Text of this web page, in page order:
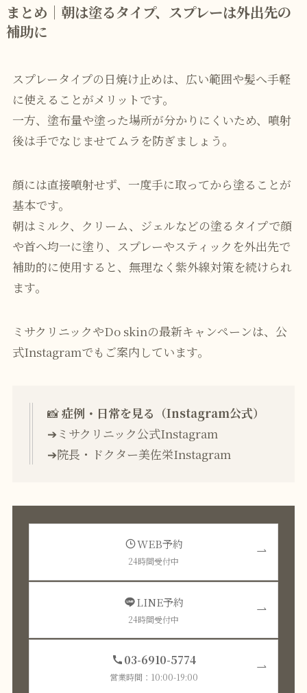
まとめ｜朝は塗るタイプ、スプレーは外出先の
補助に
スプレータイプの日焼け止めは、広い範囲や髪へ手軽
に使えることがメリットです。
一方、塗布量や塗った場所が分かりにくいため、噴射
後は手でなじませてムラを防ぎましょう。
顔には直接噴射せず、一度手に取ってから塗ることが
基本です。
朝はミルク、クリーム、ジェルなどの塗るタイプで顔
や首へ均一に塗り、スプレーやスティックを外出先で
補助的に使用すると、無理なく紫外線対策を続けられ
ます。
ミサクリニックやDo skinの最新キャンペーンは、公
式Instagramでもご案内しています。
📸症例・日常を見る（Instagram公式）
➔ミサクリニック公式Instagram
➔院長・ドクター美佐栄Instagram
WEB予約
24時間受付中
LINE予約
24時間受付中
03-6910-5774
営業時間：10:00-19:00